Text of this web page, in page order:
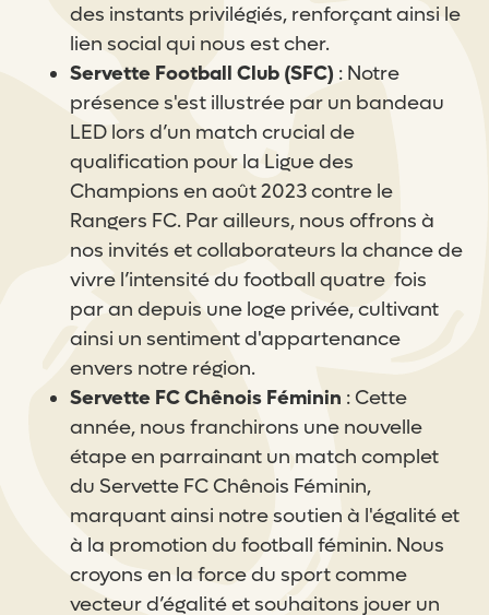
des instants privilégiés, renforçant ainsi le
lien social qui nous est cher.
Servette Football Club (SFC) : Notre
présence s'est illustrée par un bandeau
LED lors d’un match crucial de
qualification pour la Ligue des
Champions en août 2023 contre le
Rangers FC. Par ailleurs, nous offrons à
nos invités et collaborateurs la chance de
vivre l’intensité du football quatre fois
par an depuis une loge privée, cultivant
ainsi un sentiment d'appartenance
envers notre région.
Servette FC Chênois Féminin : Cette
année, nous franchirons une nouvelle
étape en parrainant un match complet
du Servette FC Chênois Féminin,
marquant ainsi notre soutien à l'égalité et
à la promotion du football féminin. Nous
croyons en la force du sport comme
vecteur d’égalité et souhaitons jouer un